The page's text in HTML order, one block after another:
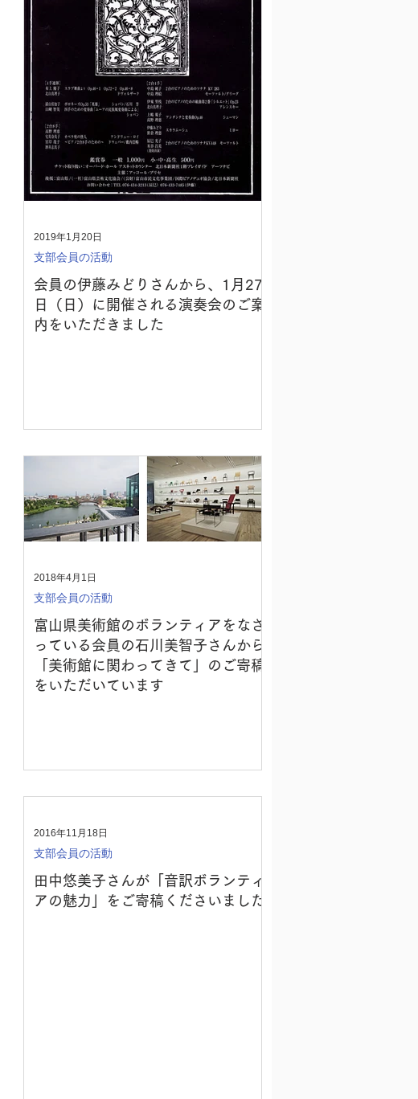
会員の伊藤みどりさんから、1月27
日（日）に開催される演奏会のご案
内をいただきました
支部会員の活動
2019年1月20日
富山県美術館のボランティアをなさ
っている会員の石川美智子さんから
「美術館に関わってきて」のご寄稿
をいただいています
支部会員の活動
2018年4月1日
田中悠美子さんが「音訳ボランティ
アの魅力」をご寄稿くださいました
支部会員の活動
2016年11月18日